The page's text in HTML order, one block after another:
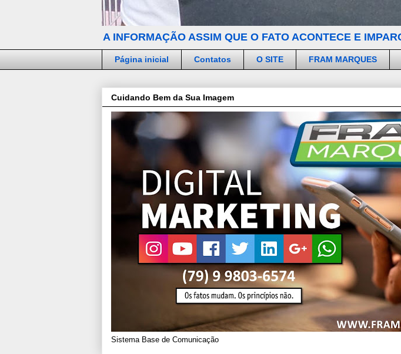
A INFORMAÇÃO ASSIM QUE O FATO ACONTECE E
Página inicial Contatos O SITE FRAM MARQUES
Cuidando Bem da Sua Imagem
Sistema Base de Comunicação